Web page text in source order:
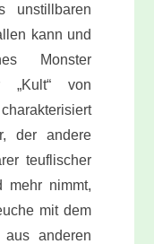
unstillbaren
kann und
Monster
von
der andere
teuflischer
mehr nimmt,
mit dem
aus anderen